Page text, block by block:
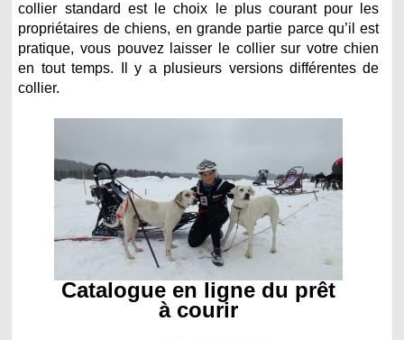
collier standard est le choix le plus courant pour les
propriétaires de chiens, en grande partie parce qu’il est
pratique, vous pouvez laisser le collier sur votre chien
en tout temps. Il y a plusieurs versions différentes de
collier.
Catalogue en ligne du prêt
à courir